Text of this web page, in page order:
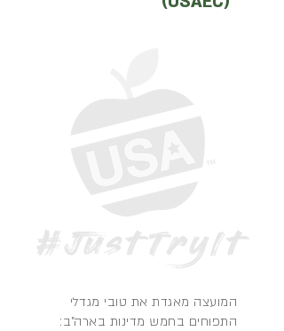
המועצה מאגדת את טובי מגדלי
התפוחים בחמש מדינות בארה"ב: